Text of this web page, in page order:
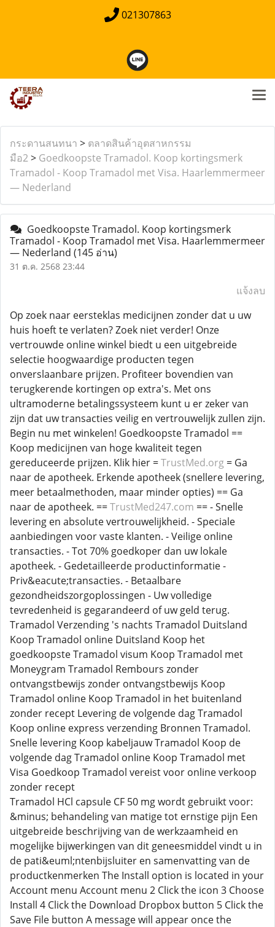
021307863
กระดานสนทนา > ตลาดสินค้าอุตสาหกรรม
มือ2> Goedkoopste Tramadol. Koop kortingsmerk
Tramadol - Koop Tramadol met Visa. Haarlemmermeer
— Nederland
Goedkoopste Tramadol. Koop kortingsmerk
Tramadol - Koop Tramadol met Visa. Haarlemmermeer
— Nederland (145 อ่าน)
31 ต.ค. 2568 23:44
แจ้งลบ
Op zoek naar eersteklas medicijnen zonder dat u uw
huis hoeft te verlaten? Zoek niet verder! Onze
vertrouwde online winkel biedt u een uitgebreide
selectie hoogwaardige producten tegen
onverslaanbare prijzen. Profiteer bovendien van
terugkerende kortingen op extra's. Met ons
ultramoderne betalingssysteem kunt u er zeker van
zijn dat uw transacties veilig en vertrouwelijk zullen zijn.
Begin nu met winkelen! Goedkoopste Tramadol ==
Koop medicijnen van hoge kwaliteit tegen
gereduceerde prijzen. Klik hier =TrustMed.org = Ga
naar de apotheek. Erkende apotheek (snellere levering,
meer betaalmethoden, maar minder opties) == Ga
naar de apotheek. ==TrustMed247.com == - Snelle
levering en absolute vertrouwelijkheid. - Speciale
aanbiedingen voor vaste klanten. - Veilige online
transacties. - Tot 70% goedkoper dan uw lokale
apotheek. - Gedetailleerde productinformatie -
Priv&eacute;transacties. - Betaalbare
gezondheidszorgoplossingen - Uw volledige
tevredenheid is gegarandeerd of uw geld terug.
Tramadol Verzending 's nachts Tramadol Duitsland
Koop Tramadol online Duitsland Koop het
goedkoopste Tramadol visum Koop Tramadol met
Moneygram Tramadol Rembours zonder
ontvangstbewijs zonder ontvangstbewijs Koop
Tramadol online Koop Tramadol in het buitenland
zonder recept Levering de volgende dag Tramadol
Koop online express verzending Bronnen Tramadol.
Snelle levering Koop kabeljauw Tramadol Koop de
volgende dag Tramadol online Koop Tramadol met
Visa Goedkoop Tramadol vereist voor online verkoop
zonder recept
Tramadol HCl capsule CF 50 mg wordt gebruikt voor:
&minus; behandeling van matige tot ernstige pijn Een
uitgebreide beschrijving van de werkzaamheid en
mogelijke bijwerkingen van dit geneesmiddel vindt u in
de pati&euml;ntenbijsluiter en samenvatting van de
productkenmerken The Install option is located in your
Account menu Account menu 2 Click the icon 3 Choose
Install 4 Click the Download Dropbox button 5 Click the
Save File button A message will appear once the